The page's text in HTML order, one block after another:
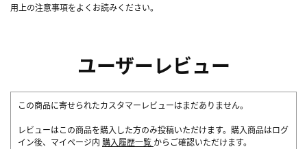
用上の注意事項をよくお読みください。
ユーザーレビュー
この商品に寄せられたカスタマーレビューはまだありません。
レビューはこの商品を購入した方のみ投稿いただけます。購入商品はログ
イン後、マイページ内 購入履歴一覧 からご確認いただけます。